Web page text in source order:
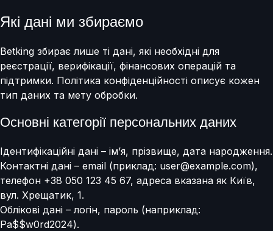
Які дані ми збираємо
Betking збирає лише ті дані, які необхідні для
реєстрації, верифікації, фінансових операцій та
підтримки. Політика конфіденційності описує кожен
тип даних та мету обробки.
Основні категорії персональних даних
Ідентифікаційні дані – ім’я, прізвище, дата народження.
Контактні дані – email (приклад: user@example.com),
телефон +38 050 123 45 67, адреса вказана як Київ,
вул. Хрещатик, 1.
Облікові дані – логін, пароль (наприклад:
Pa$$w0rd2024).